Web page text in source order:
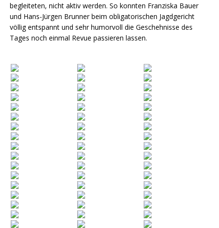
begleiteten, nicht aktiv werden. So konnten Franziska Bauer
und Hans-Jürgen Brunner beim obligatorischen Jagdgericht
völlig entspannt und sehr humorvoll die Geschehnisse des
Tages noch einmal Revue passieren lassen.